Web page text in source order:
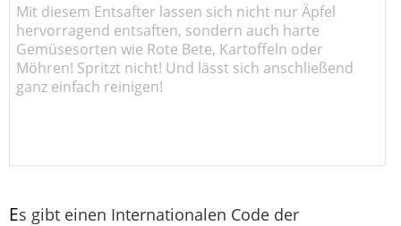
Mit diesem Entsafter lassen sich nicht nur Äpfel
hervorragend entsaften, sondern auch harte
Gemüsesorten wie Rote Bete, Kartoffeln oder
Möhren! Spritzt nicht! Und lässt sich anschließend
ganz einfach reinigen!
Es gibt einen Internationalen Code der